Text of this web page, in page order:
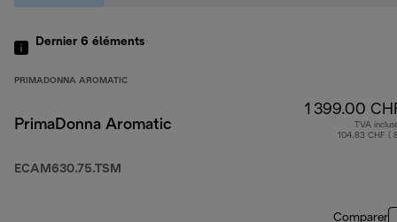
Dernier 6 éléments
PRIMADONNA AROMATIC
PrimaDonna Aromatic
ECAM630.75.TSM
1 399.00
TVA
104.83 CHF (
Comparer